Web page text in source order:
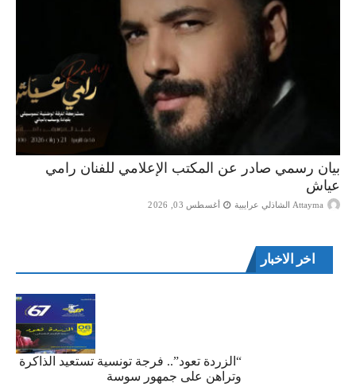
بيان رسمي صادر عن المكتب الإعلامي للفنان رامي
عياش
Attayma الشاذلي عرايبية أغسطس 03, 2026
اخر الاخبار
“الزردة تعود”.. فرجة تونسية تستعيد الذاكرة
وتراهن على جمهور سوسة